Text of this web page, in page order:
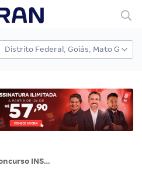
Concurso INSS: 53,5% de vacâncias no Sudeste preocupa! Edital urgente!